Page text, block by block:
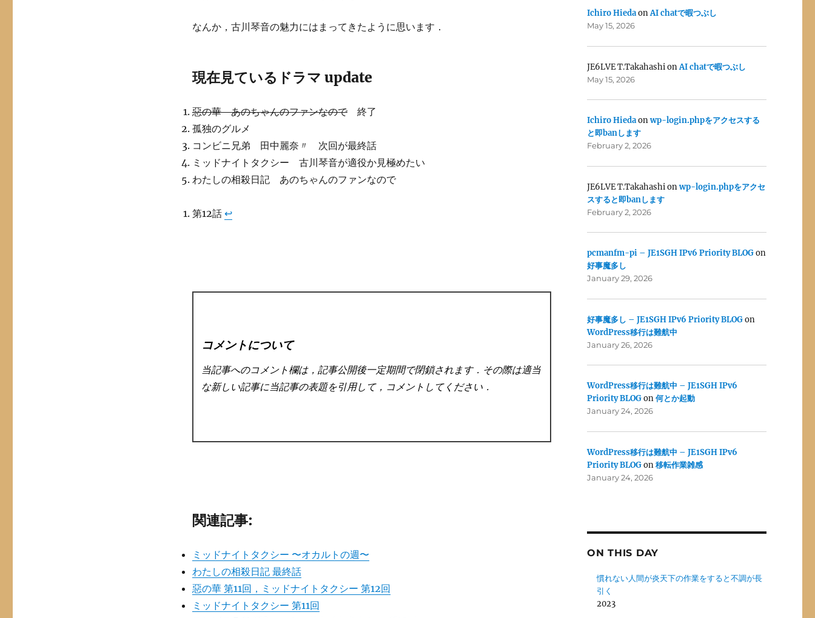
なんか，古川琴音の魅力にはまってきたように思います．
現在見ているドラマ update
惡の華 あのちゃんのファンなので終了
孤独のグルメ
コンビニ兄弟 田中麗奈〃 次回が最終話
ミッドナイトタクシー 古川琴音が適役か見極めたい
わたしの相殺日記 あのちゃんのファンなので
第12話 ↩︎
コメントについて
当記事へのコメント欄は，記事公開後一定期間で閉鎖されます．その際は適当
な新しい記事に当記事の表題を引用して，コメントしてください．
関連記事:
ミッドナイトタクシー 〜オカルトの週〜
わたしの相殺日記 最終話
惡の華 第11回，ミッドナイトタクシー 第12回
ミッドナイトタクシー 第11回
Ichiro HiedaonAI chatで暇つぶし
May 15, 2026
JE6LVE T.TakahashionAI chatで暇つぶし
May 15, 2026
Ichiro Hiedaonwp-login.phpをアクセスする
と即banします
February 2, 2026
JE6LVE T.Takahashionwp-login.phpをアクセ
スすると即banします
February 2, 2026
pcmanfm-pi – JE1SGH IPv6 Priority BLOGon
好事魔多し
January 29, 2026
好事魔多し – JE1SGH IPv6 Priority BLOGon
WordPress移行は難航中
January 26, 2026
WordPress移行は難航中 – JE1SGH IPv6
Priority BLOGon何とか起動
January 24, 2026
WordPress移行は難航中 – JE1SGH IPv6
Priority BLOGon移転作業雑感
January 24, 2026
ON THIS DAY
慣れない人間が炎天下の作業をすると不調が長
引く
2023